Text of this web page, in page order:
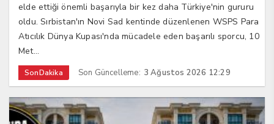
elde ettiği önemli başarıyla bir kez daha Türkiye'nin gururu
oldu. Sırbistan'ın Novi Sad kentinde düzenlenen WSPS Para
Atıcılık Dünya Kupası'nda mücadele eden başarılı sporcu, 10
Met...
SonDakika Son Güncelleme: 3 Ağustos 2026 12:29